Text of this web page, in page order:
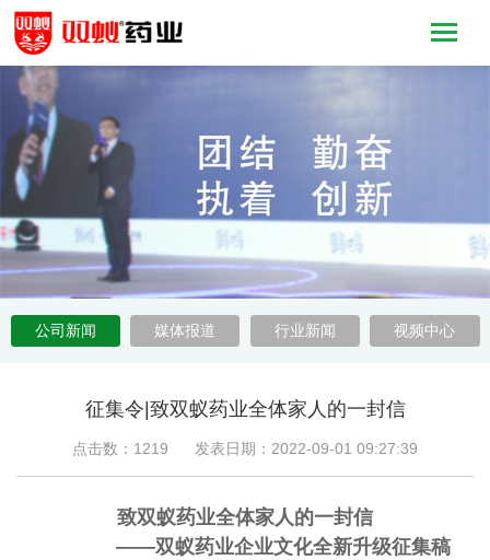
公司新闻 媒体报道 行业新闻 视频中心
征集令|致双蚁药业全体家人的一封信
点击数：1219 发表日期：2022-09-01 09:27:39
致双蚁药业全体家人的一封信
——双蚁药业企业文化全新升级征集稿